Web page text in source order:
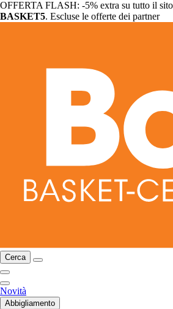
OFFERTA FLASH: -5% extra su tutto il
BASKET5. Escluse le offerte dei partner
Cerca
Novità
Abbigliamento